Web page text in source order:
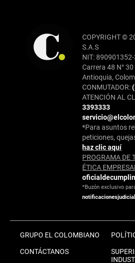
COPYRIGHT ©
S.A.S
NIT: 890901352-
Carrera 48 N°
Antioquia,
CONMUTADOR:
ATENCIÓN AL
3393333
*Para asuntos
peticiones,
haz clic aquí
PROGRAMA DE
ÉTICA
*Buzón exclusivo
GRUPO EL COLOMBIANO
CONTÁCTANOS